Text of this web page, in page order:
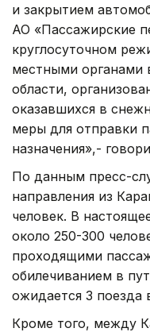
и закрытием
АО «Пассажирские
круглосуточном
местными органами
области,
оказавшихся в
меры для отправки
назначения»,-
По данным пресс-
направления из
человек. В
около 250-300
проходящими
обилечиванием в
ожидается 3
Кроме того, между